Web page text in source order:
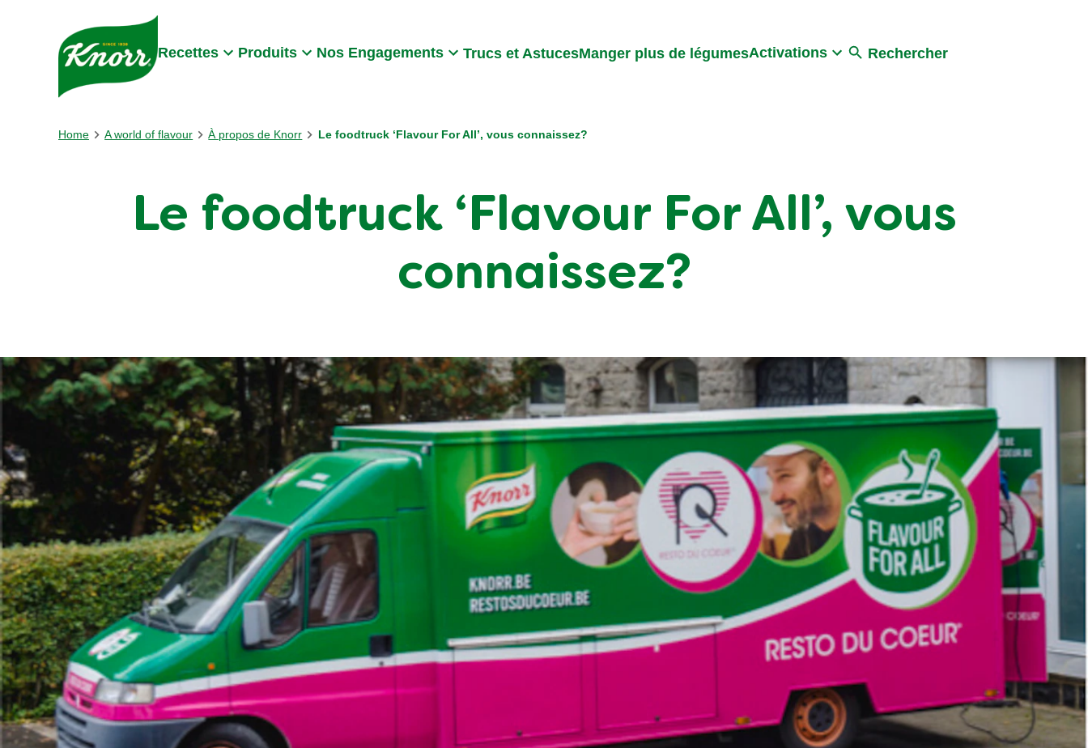
Skip to:
Recettes Produits Nos Engagements Trucs et AstucesManger plus de légumesActivations Rechercher
Home A world of flavour À propos de Knorr Le foodtruck ‘Flavour For All’, vous connaissez?
Le foodtruck ‘Flavour For All’, vous
connaissez?